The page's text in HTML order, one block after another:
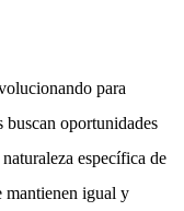
para
buscan oportunidades
específica de
mantienen igual y